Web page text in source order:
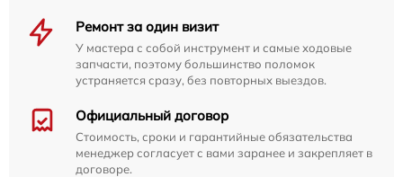
Ремонт за один визит
У мастера с собой инструмент и самые ходовые
запчасти, поэтому большинство поломок
устраняется сразу, без повторных выездов.
Официальный договор
Стоимость, сроки и гарантийные обязательства
менеджер согласует с вами заранее и закрепляет в
договоре.